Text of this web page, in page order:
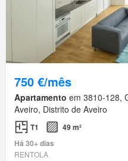
750 €/mês
Apartamento em 3810-128,
Aveiro, Distrito de Aveiro
T1
49 m²
Há 30+ dias
RENTOLA